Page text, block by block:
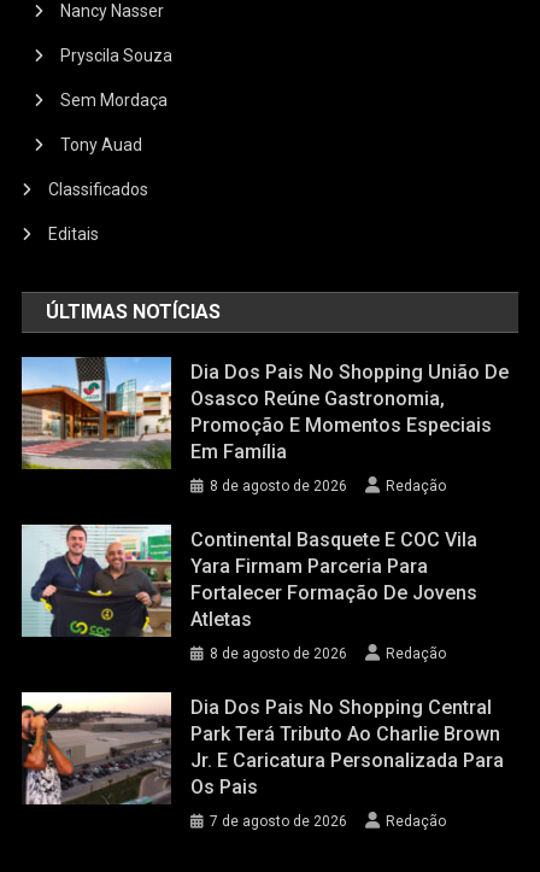
Nancy Nasser
Pryscila Souza
Sem Mordaça
Tony Auad
Classificados
Editais
ÚLTIMAS NOTÍCIAS
Dia Dos Pais No Shopping União De
Osasco Reúne Gastronomia,
Promoção E Momentos Especiais
Em Família
8 de agosto de 2026 Redação
Continental Basquete E COC Vila
Yara Firmam Parceria Para
Fortalecer Formação De Jovens
Atletas
8 de agosto de 2026 Redação
Dia Dos Pais No Shopping Central
Park Terá Tributo Ao Charlie Brown
Jr. E Caricatura Personalizada Para
Os Pais
7 de agosto de 2026 Redação